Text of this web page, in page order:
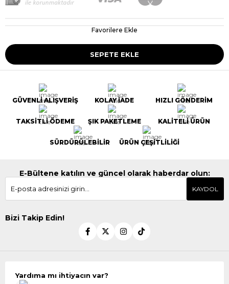
Favorilere Ekle
GÜVENLİ ALIŞVERİŞ KOLAY İADE HIZLI GÖNDERİM
TAKSİTLİ ÖDEME ŞIK PAKETLEME KALİTELİ ÜRÜN
SÜRDÜRÜLEBİLİR ÜRÜN ÇEŞİTLİLİĞİ
E-Bültene katılın ve güncel olarak haberdar olun:
KAYDOL
Bizi Takip Edin!
Yardıma mı ihtiyacın var?